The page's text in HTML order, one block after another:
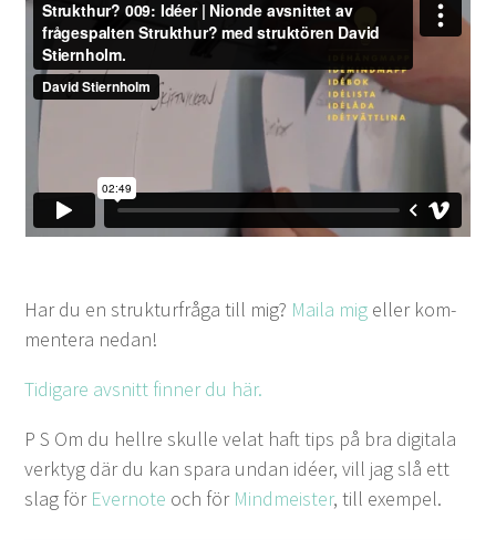
Har du en struk­turfrå­ga till mig? Maila mig eller kom­
mentera nedan!
Tidi­gare avs­nitt finner du här.
P S Om du hellre skulle velat haft tips på bra dig­i­ta­la
verk­tyg där du kan spara undan idéer, vill jag slå ett
slag för Ever­note och för Mind­meis­ter, till exempel.